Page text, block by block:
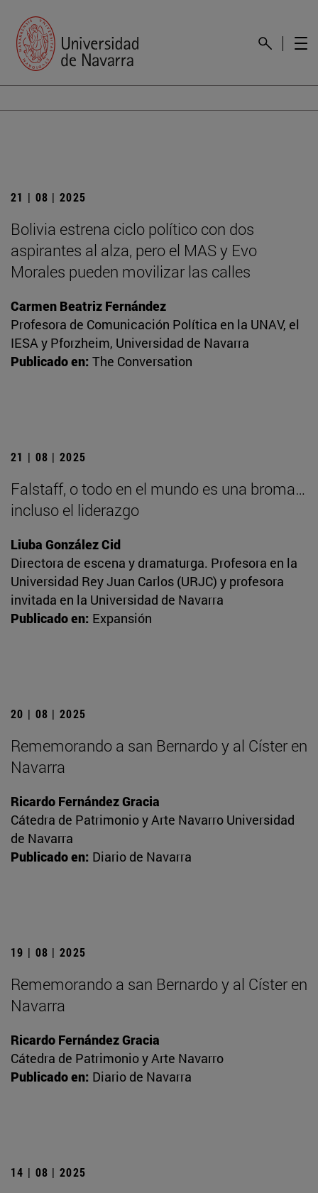
21 | 08 | 2025
Bolivia estrena ciclo político con dos
aspirantes al alza, pero el MAS y Evo
Morales pueden movilizar las calles
Carmen Beatriz Fernández
Profesora de Comunicación Política en la UNAV, el
IESA y Pforzheim, Universidad de Navarra
Publicado en: The Conversation
21 | 08 | 2025
Falstaff, o todo en el mundo es una broma…
incluso el liderazgo
Liuba González Cid
Directora de escena y dramaturga. Profesora en la
Universidad Rey Juan Carlos (URJC) y profesora
invitada en la Universidad de Navarra
Publicado en: Expansión
20 | 08 | 2025
Rememorando a san Bernardo y al Císter en
Navarra
Ricardo Fernández Gracia
Cátedra de Patrimonio y Arte Navarro Universidad
de Navarra
Publicado en: Diario de Navarra
19 | 08 | 2025
Rememorando a san Bernardo y al Císter en
Navarra
Ricardo Fernández Gracia
Cátedra de Patrimonio y Arte Navarro
Publicado en: Diario de Navarra
14 | 08 | 2025